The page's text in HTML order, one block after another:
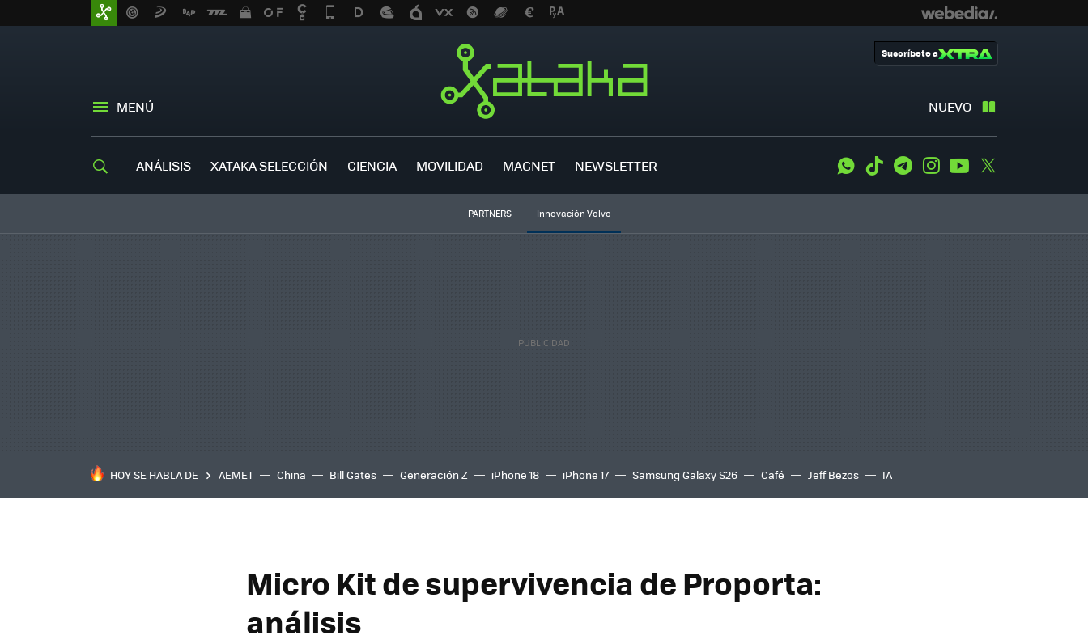
MENÚ NUEVO
Suscríbete a
ANÁLISIS XATAKA SELECCIÓN CIENCIA MOVILIDAD MAGNET NEWSLETTER WhatsApp
Tiktok TelegramInstagramYoutube
PARTNERS Innovación Volvo
HOY SE HABLA DE AEMET China Bill Gates Generación Z iPhone 18 iPhone 17 Samsung Galaxy S26 Café Jeff Bezos IA
Micro Kit de supervivencia de Proporta:
análisis